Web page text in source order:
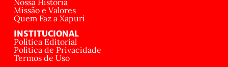
Missão e Valores
Quem Faz a Xapuri
INSTITUCIONAL
Política Editorial
Política de Privacidade
Termos de Uso